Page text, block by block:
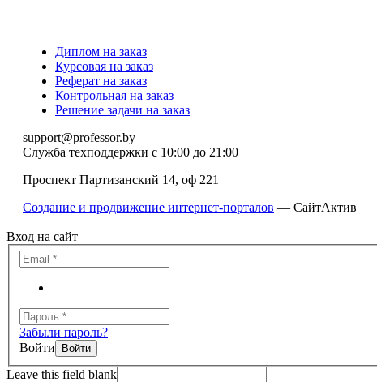
Диплом на заказ
Курсовая на заказ
Реферат на заказ
Контрольная на заказ
Решение задачи на заказ
support@professor.by
Служба техподдержки с 10:00 до 21:00
Проспект Партизанский 14, оф 221
Создание и продвижение интернет-порталов — СайтАктив
Вход на сайт
Забыли пароль?
Войти
Leave this field blank